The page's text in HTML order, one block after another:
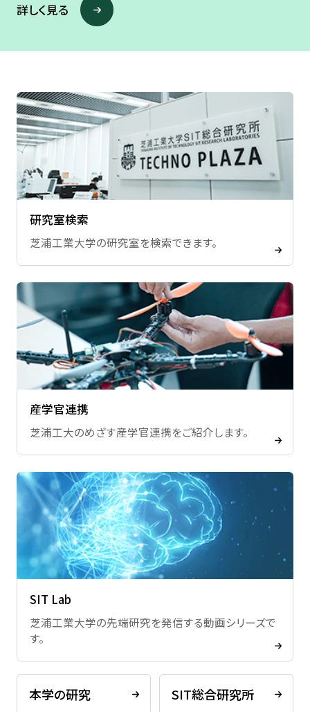
詳しく見る
研究室検索
芝浦工業大学の研究室を検索できます。
産学官連携
芝浦工大のめざす産学官連携をご紹介します。
SIT Lab
芝浦工業大学の先端研究を発信する動画シリーズで
す。
本学の研究 SIT総合研究所